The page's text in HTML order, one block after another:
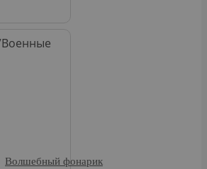
Военные
Волшебный фонарик